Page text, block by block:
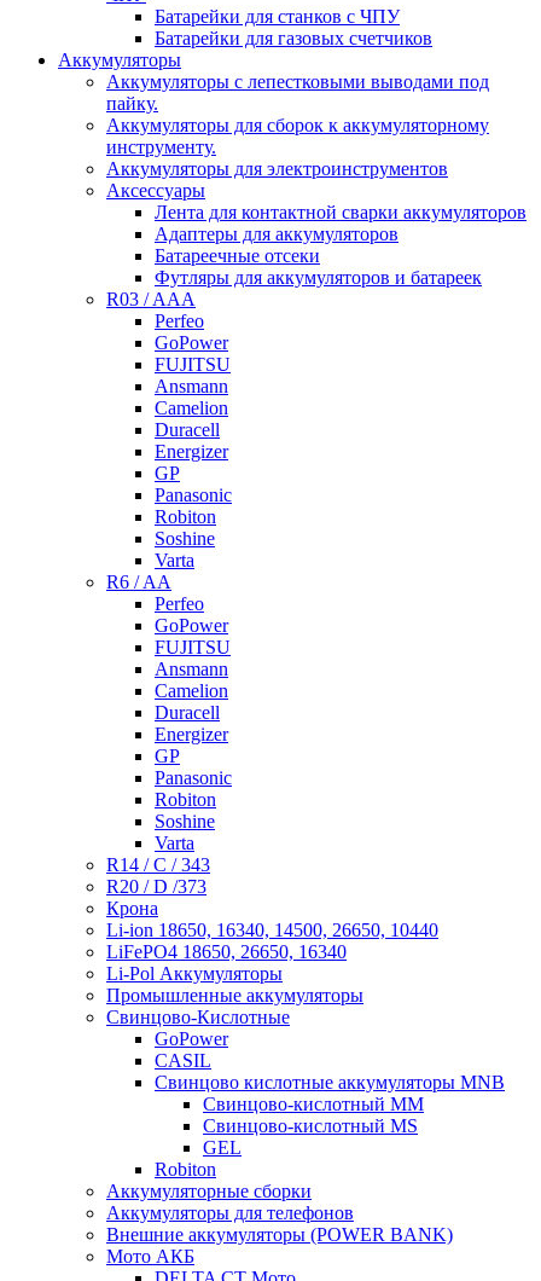
Батарейки для станков с ЧПУ
Батарейки для газовых счетчиков
Аккумуляторы
Аккумуляторы с лепестковыми выводами под
пайку.
Аккумуляторы для сборок к аккумуляторному
инструменту.
Аккумуляторы для электроинструментов
Аксессуары
Лента для контактной сварки аккумуляторов
Адаптеры для аккумуляторов
Батареечные отсеки
Футляры для аккумуляторов и батареек
R03 / AAA
Perfeo
GoPower
FUJITSU
Ansmann
Camelion
Duracell
Energizer
GP
Panasonic
Robiton
Soshine
Varta
R6 / AA
Perfeo
GoPower
FUJITSU
Ansmann
Camelion
Duracell
Energizer
GP
Panasonic
Robiton
Soshine
Varta
R14 / C / 343
R20 / D /373
Крона
Li-ion 18650, 16340, 14500, 26650, 10440
LiFePO4 18650, 26650, 16340
Li-Pol Аккумуляторы
Промышленные аккумуляторы
Свинцово-Кислотные
GoPower
CASIL
Свинцово кислотные аккумуляторы MNB
Cвинцово-кислотный MM
Cвинцово-кислотный MS
GEL
Robiton
Аккумуляторные сборки
Аккумуляторы для телефонов
Внешние аккумуляторы (POWER BANK)
Мото АКБ